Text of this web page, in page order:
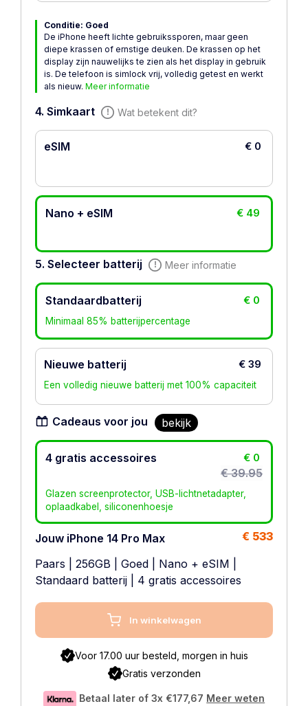
Conditie: Goed
De iPhone heeft lichte gebruikssporen, maar geen
diepe krassen of ernstige deuken. De krassen op het
display zijn nauwelijks te zien als het display in gebruik
is. De telefoon is simlock vrij, volledig getest en werkt
als nieuw. Meer informatie
4. Simkaart Wat betekent dit?
eSIM € 0
Nano + eSIM € 49
5. Selecteer batterij Meer informatie
Standaardbatterij € 0
Minimaal 85% batterijpercentage
Nieuwe batterij € 39
Een volledig nieuwe batterij met 100% capaciteit
Cadeaus voor jou bekijk
4 gratis accessoires € 0
€ 39.95
Glazen screenprotector, USB-lichtnetadapter,
oplaadkabel, siliconenhoesje
Jouw iPhone 14 Pro Max
€ 533
Paars
256GB Goed Nano + eSIM
Standaard batterij | 4 gratis accessoires
In winkelwagen
Voor 17.00 uur besteld, morgen in huis
Gratis verzonden
Betaal later of 3x €177,67 Meer weten